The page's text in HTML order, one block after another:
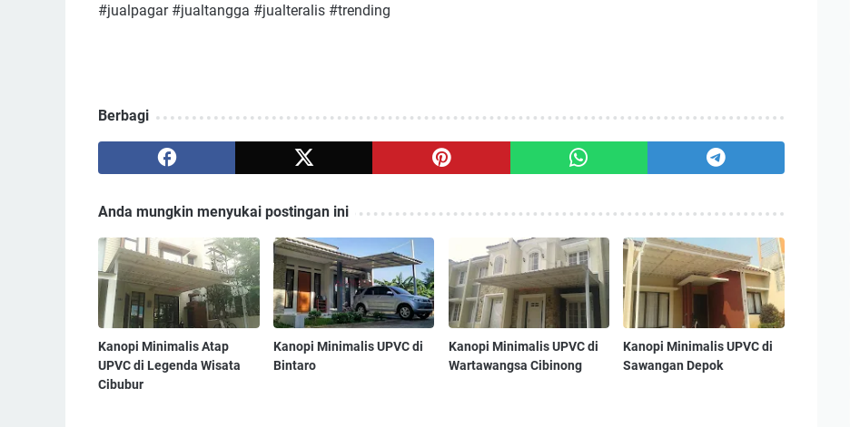
#jualpagar #jualtangga #jualteralis #trending
Berbagi
Anda mungkin menyukai postingan ini
Kanopi Minimalis Atap
UPVC di Legenda Wisata
Cibubur
Kanopi Minimalis UPVC di
Bintaro
Kanopi Minimalis UPVC di
Wartawangsa Cibinong
Kanopi Minimalis UPVC di
Sawangan Depok